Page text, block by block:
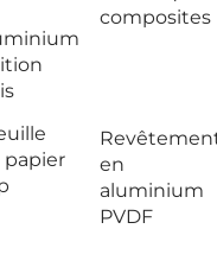
composites
papier
en
aluminium
PVDF